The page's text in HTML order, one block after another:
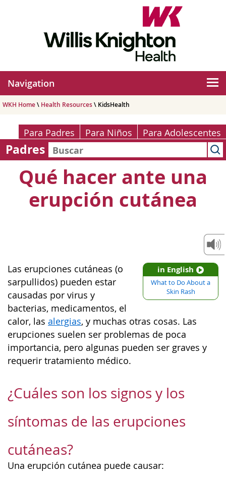
Navigation
WKH Home\ Health Resources\ KidsHealth
Para Padres Para Niños Para Adolescentes
Padres
Qué hacer ante una
erupción cutánea
in English
What to Do About a
Skin Rash
Las erupciones cutáneas (o
sarpullidos) pueden estar
causadas por virus y
bacterias, medicamentos, el
calor, las alergias, y muchas otras cosas. Las
erupciones suelen ser problemas de poca
importancia, pero algunas pueden ser graves y
requerir tratamiento médico.
¿Cuáles son los signos y los
síntomas de las erupciones
cutáneas?
Una erupción cutánea puede causar: